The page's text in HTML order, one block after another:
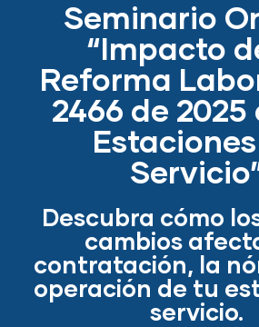
Seminario
“Impacto
Reforma
2466 de 2025
Descubra cómo
cambios
contratación, la
operación de tu
servicio.